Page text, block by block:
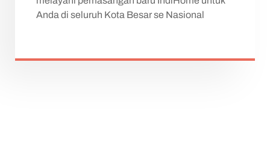
Anda di seluruh Kota Besar se Nasional